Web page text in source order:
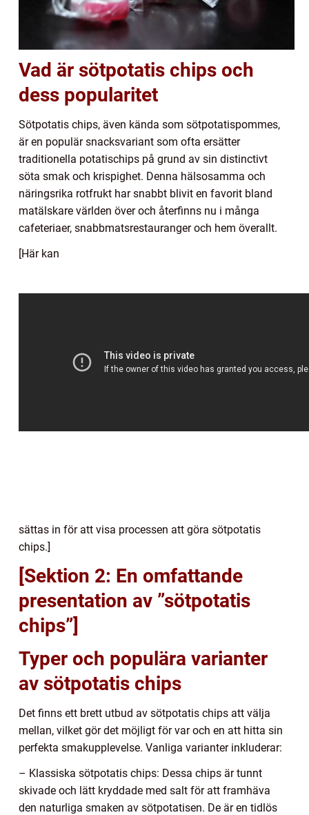
Vad är sötpotatis chips och
dess popularitet
Sötpotatis chips, även kända som sötpotatispommes,
är en populär snacksvariant som ofta ersätter
traditionella potatischips på grund av sin distinctivt
söta smak och krispighet. Denna hälsosamma och
näringsrika rotfrukt har snabbt blivit en favorit bland
matälskare världen över och återfinns nu i många
cafeteriaer, snabbmatsrestauranger och hem överallt.
[Här kan
sättas in för att visa processen att göra sötpotatis
chips.]
[Sektion 2: En omfattande
presentation av ”sötpotatis
chips”]
Typer och populära varianter
av sötpotatis chips
Det finns ett brett utbud av sötpotatis chips att välja
mellan, vilket gör det möjligt för var och en att hitta sin
perfekta smakupplevelse. Vanliga varianter inkluderar:
– Klassiska sötpotatis chips: Dessa chips är tunnt
skivade och lätt kryddade med salt för att framhäva
den naturliga smaken av sötpotatisen. De är en tidlös